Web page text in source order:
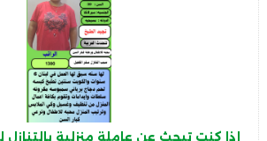
إذا كنت تبحث عن عاملة منزلية